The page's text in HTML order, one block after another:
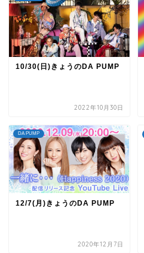
10/30(日)きょうのDA PUMP
2022年10月30日
DA PUMP
12/7(月)きょうのDA PUMP
2020年12月7日